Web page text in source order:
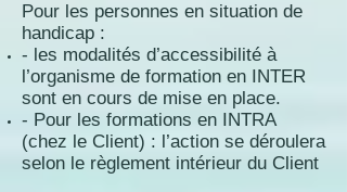
Pour les personnes en situation de
handicap :
- les modalités d’accessibilité à
l’organisme de formation en INTER
sont en cours de mise en place.
- Pour les formations en INTRA
(chez le Client) : l’action se déroulera
selon le règlement intérieur du Client